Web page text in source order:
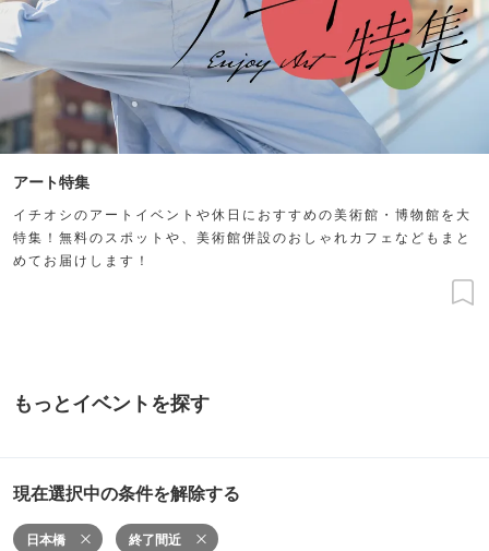
アート特集
イチオシのアートイベントや休日におすすめの美術館・博物館を大
特集！無料のスポットや、美術館併設のおしゃれカフェなどもまと
めてお届けします！
もっとイベントを探す
現在選択中の条件を解除する
日本橋 終了間近